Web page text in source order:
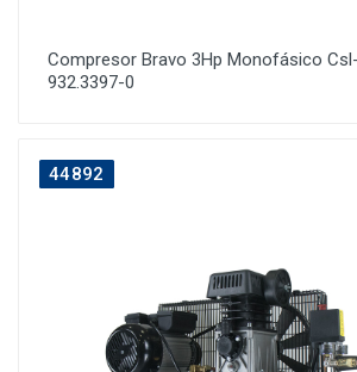
Compresor Bravo 3Hp Monofásico
932.3397-0
44892